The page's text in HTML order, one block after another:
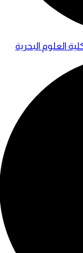
العلوم البحرية